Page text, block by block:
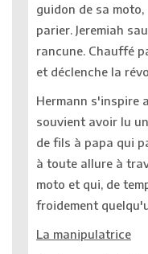
guidon de sa
parier. Jeremiah
rancune. Chauffé
et déclenche la
Hermann s'inspire
souvient avoir lu
de fils à papa qui
à toute allure à
moto et qui, de
froidement
La manipulatrice